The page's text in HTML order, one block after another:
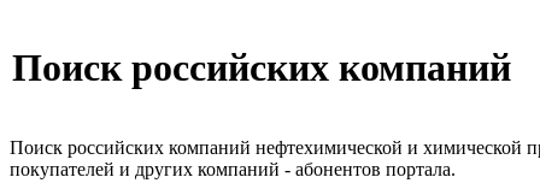
Поиск российских компаний
Поиск российских компаний нефтехимической и химической
покупателей и других компаний - абонентов портала.